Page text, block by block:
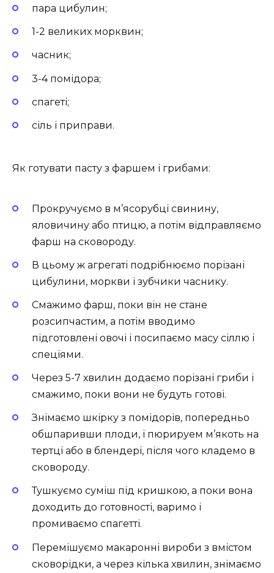
пара цибулин;
1-2 великих морквин;
часник;
3-4 помідора;
спагеті;
сіль і приправи.
Як готувати пасту з фаршем і грибами:
Прокручуємо в м’ясорубці свинину,
яловичину або птицю, а потім відправляємо
фарш на сковороду.
В цьому ж агрегаті подрібнюємо порізані
цибулини, моркви і зубчики часнику.
Смажимо фарш, поки він не стане
розсипчастим, а потім вводимо
підготовлені овочі і посипаємо масу сіллю і
спеціями.
Через 5-7 хвилин додаємо порізані гриби і
смажимо, поки вони не будуть готові.
Знімаємо шкірку з помідорів, попередньо
обшпаривши плоди, і пюрируем м’якоть на
тертці або в блендері, після чого кладемо в
сковороду.
Тушкуємо суміш під кришкою, а поки вона
доходить до готовності, варимо і
промиваємо спагетті.
Перемішуємо макаронні вироби з вмістом
сковорідки, а через кілька хвилин, знімаємо